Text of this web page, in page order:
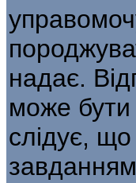
надає.
може бути
слідує,